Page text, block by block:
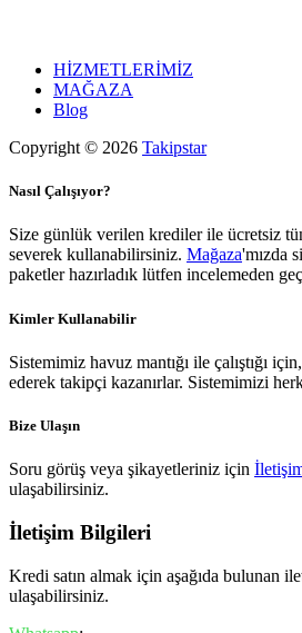
HİZMETLERİMİZ
MAĞAZA
Blog
Copyright © 2026 Takipstar
Nasıl Çalışıyor?
Size günlük verilen krediler ile ücretsiz
severek kullanabilirsiniz. Mağaza'mızda
paketler hazırladık lütfen incelemeden
Kimler Kullanabilir
Sistemimiz havuz mantığı ile çalıştığı
ederek takipçi kazanırlar. Sistemimizi
Bize Ulaşın
Soru görüş veya şikayetleriniz için
ulaşabilirsiniz.
İletişim Bilgileri
Kredi satın almak için aşağıda bulunan
ulaşabilirsiniz.